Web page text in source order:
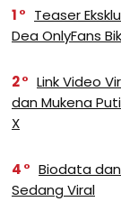
1
Teaser
Dea OnlyFans
2
Link Video
dan Mukena
X
4
Biodata
Sedang Viral